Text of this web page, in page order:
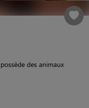
possède des animaux